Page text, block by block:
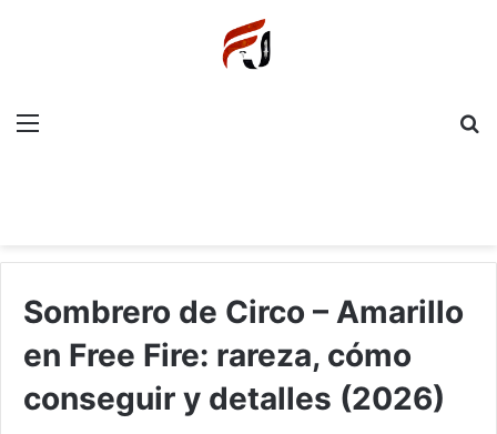
Menu
Sombrero de Circo – Amarillo
en Free Fire: rareza, cómo
conseguir y detalles (2026)